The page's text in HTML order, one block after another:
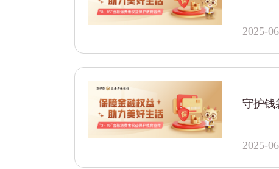
2025-
守护钱
2025-